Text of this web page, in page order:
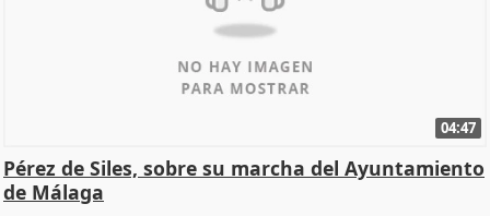
04:47
Pérez de Siles, sobre su marcha del Ayuntamiento
de Málaga